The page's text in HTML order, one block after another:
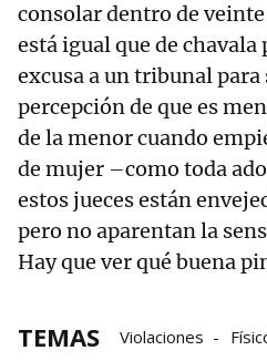
consolar dentro de
está igual que de chavala
excusa a un tribunal
percepción de que es
de la menor cuando
de mujer –como toda
estos jueces están
pero no aparentan la
Hay que ver qué buena
TEMAS Violaciones